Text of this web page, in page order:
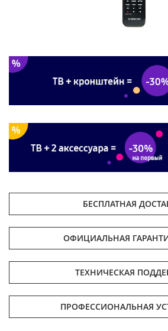
БЕСПЛАТНАЯ
ОФИЦИАЛЬНАЯ
ТЕХНИЧЕСКАЯ
ПРОФЕССИОНАЛЬНАЯ